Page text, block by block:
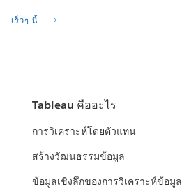
เร็วๆ นี้
Tableau คืออะไร
การวิเคราะห์โดยตัวแทน
สร้างวัฒนธรรมข้อมูล
ข้อมูลเชิงลึกของการวิเคราะห์ข้อมูล